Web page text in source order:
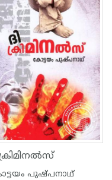
ക്രിമിനല്‍സ്
പുഷ്പനാഥ്